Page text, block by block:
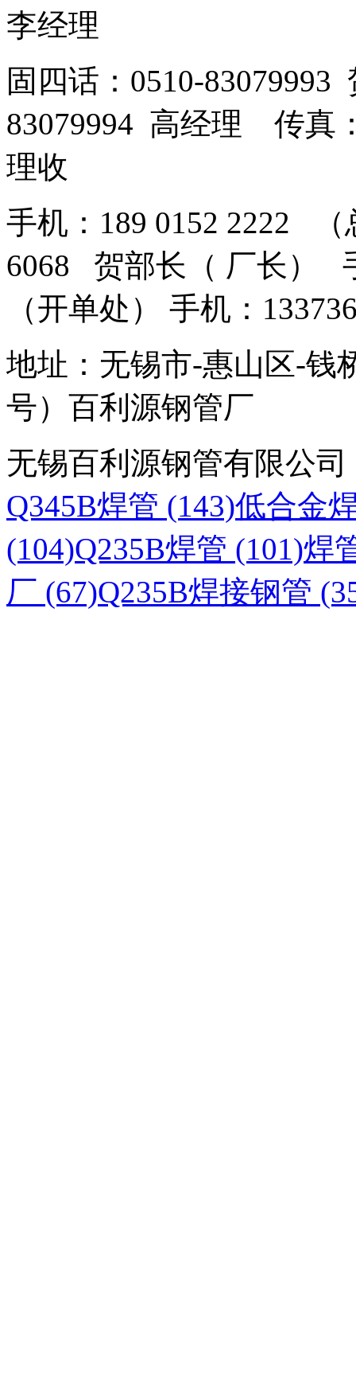
李经理
固四话：0510-
83079994 高经理 传真
理收
手机：189 0152 2222
6068 贺部长（ 厂长）
（开单处） 手机：
地址：无锡市-惠山区-钱
号）百利源钢管厂
无锡百利源钢管有限公
Q345B焊管 (143)低合金
(104)Q235B焊管 (101)焊
厂 (67)Q235B焊接钢管